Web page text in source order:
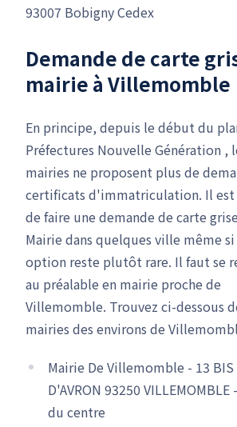
93007 Bobigny Cedex
Demande de carte
mairie à Villemomble
En principe, depuis le début du
Préfectures Nouvelle Génération ,
mairies ne proposent plus de
certificats d'immatriculation. Il est
de faire une demande de carte
Mairie dans quelques ville même
option reste plutôt rare. Il faut se
au préalable en mairie proche de
Villemomble. Trouvez ci-dessous
mairies des environs de
Mairie De Villemomble - 13 BIS
D'AVRON 93250 VILLEMOMBLE
du centre